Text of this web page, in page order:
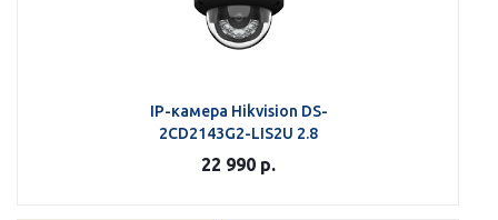
IP-камера Hikvision DS-
2CD2143G2-LIS2U 2.8
22 990 р.